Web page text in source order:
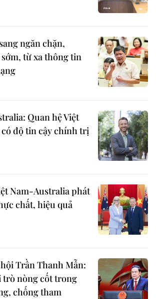
ngăn chặn,
từ xa thông tin
Quan hệ Việt
độ tin cậy chính trị
Nam-Australia phát
chất, hiệu quả
Trần Thanh Mẫn:
trò nòng cốt trong
chống tham